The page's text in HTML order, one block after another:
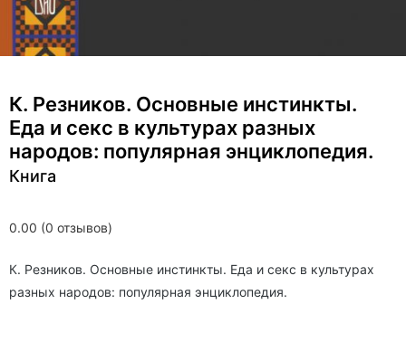
0.00 (0 отзывов)
К. Резников. Основные инстинкты.
Еда и секс в культурах разных
народов: популярная энциклопедия.
Книга
К. Резников. Основные инстинкты. Еда и секс в культурах
разных народов: популярная энциклопедия.